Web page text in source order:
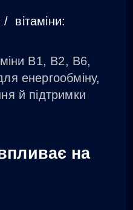
вітаміни:
B1, B2, B6,
енергообміну,
й підтримки
на